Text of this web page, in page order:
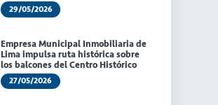
29/05/2026
Empresa Municipal Inmobiliaria de
Lima impulsa ruta histórica sobre
los balcones del Centro Histórico
27/05/2026